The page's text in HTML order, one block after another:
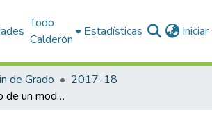
Todo
Calderón
Estadísticas
de Grado
2017-18
Establecimiento de un modelo para las fuentes de contaminación por fosfatos en un ecosistema acuático